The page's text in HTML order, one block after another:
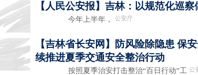
【人民公安报】吉林：以规范化巡
今年上半年， 公安厅
【吉林省长安网】防风险除隐患 保
续推进夏季交通安全整治行动
按照夏季治安打击整治“百日行动”工 公